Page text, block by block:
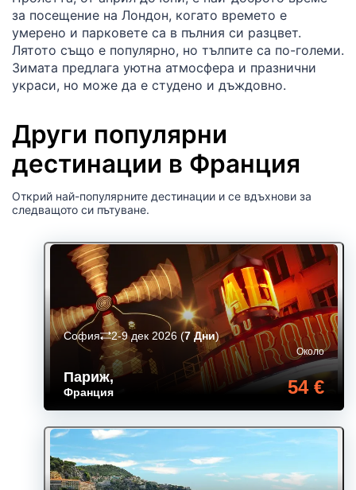
за посещение на Лондон, когато времето е
умерено и парковете са в пълния си разцвет.
Лятото също е популярно, но тълпите са по-големи.
Зимата предлага уютна атмосфера и празнични
украси, но може да е студено и дъждовно.
Други популярни
дестинации в Франция
Открий най-популярните дестинации и се вдъхнови за
следващото си пътуване.
Париж,
Франция
Около
54 €
София 2-9 дек 2026 (7 Дни)